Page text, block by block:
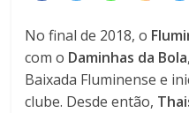
No final de 2018, o
com o Daminhas da Bola
Baixada Fluminense e
clube. Desde então,